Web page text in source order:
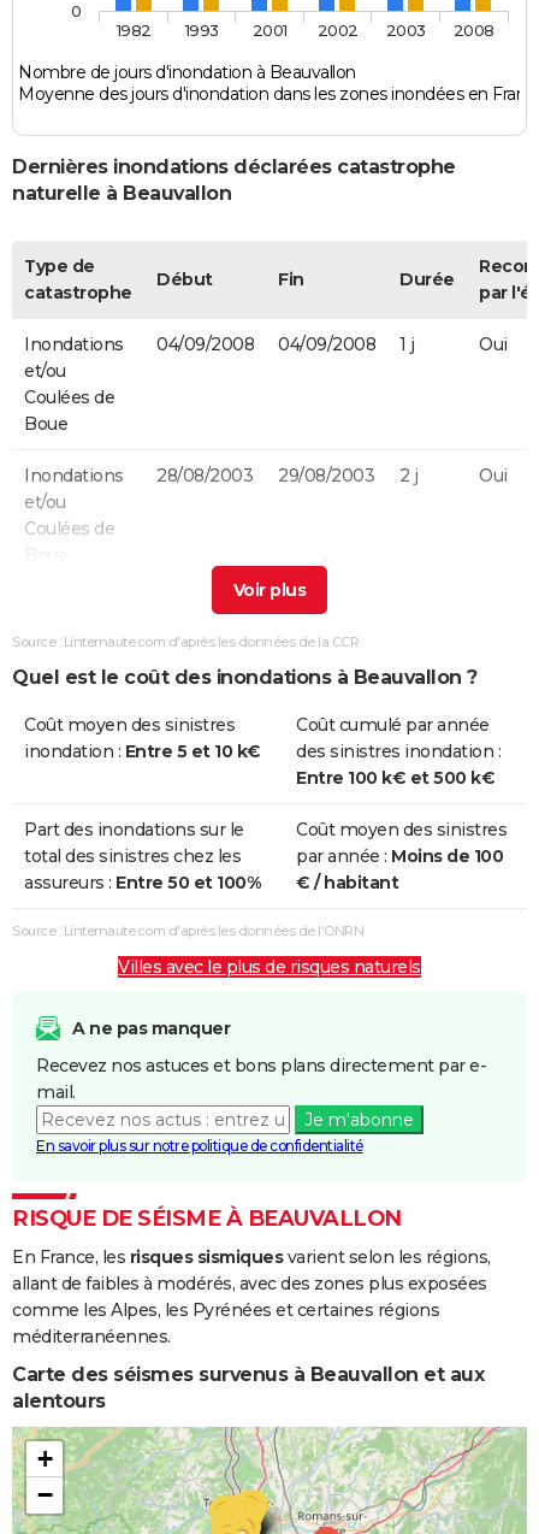
Nombre de jours d'inondation à Beauvallon
Moyenne des jours d'inondation dans les zones inondées en
1982 1993 2001 2002 2003 2008
0
Dernières inondations déclarées catastrophe
naturelle à Beauvallon
Type de
catastrophe
Début Fin Durée
par
Inondations
et/ou
Coulées de
Boue
04/09/2008 04/09/2008 1 j Oui
Inondations
et/ou
Coulées de
Boue
28/08/2003 29/08/2003 2 j Oui
et/ou
Boue
14/11/2002 16/11/2002
Inondations
et/ou
21/10/2001 21/10/2001 1 j Oui
Inondations
et/ou
Coulées de
02/10/1993 15/10/1993 14 j Oui
et/ou
Inondations
et/ou
Boue
06/11/1982 10/11/1982 5 j
Source : Linternaute.com d'après les données de la CCR
Quel est le coût des inondations à Beauvallon ?
Coût moyen des sinistres
inondation : Entre 5 et 10 k€
Coût cumulé par année
des sinistres inondation :
Entre 100 k€ et 500 k€
Part des inondations sur le
total des sinistres chez les
assureurs : Entre 50 et 100%
Coût moyen des sinistres
par année : Moins de 100
€ / habitant
Source : Linternaute.com d'après les données de l'ONRN
Villes avec le plus de risques naturels
A ne pas manquer
Recevez nos astuces et bons plans directement par e-
mail.
Je m'abonne
En savoir plus sur notre politique de confidentialité
RISQUE DE SÉISME À BEAUVALLON
En France, les risques sismiquesvarient selon les régions,
allant de faibles à modérés, avec des zones plus exposées
comme les Alpes, les Pyrénées et certaines régions
méditerranéennes.
Carte des séismes survenus à Beauvallon et aux
alentours
+
−